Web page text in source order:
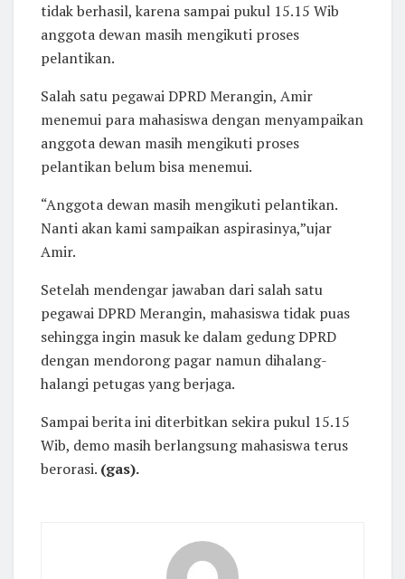
tidak berhasil, karena sampai pukul 15.15 Wib
anggota dewan masih mengikuti proses
pelantikan.
Salah satu pegawai DPRD Merangin, Amir
menemui para mahasiswa dengan menyampaikan
anggota dewan masih mengikuti proses
pelantikan belum bisa menemui.
“Anggota dewan masih mengikuti pelantikan.
Nanti akan kami sampaikan aspirasinya,”ujar
Amir.
Setelah mendengar jawaban dari salah satu
pegawai DPRD Merangin, mahasiswa tidak puas
sehingga ingin masuk ke dalam gedung DPRD
dengan mendorong pagar namun dihalang-
halangi petugas yang berjaga.
Sampai berita ini diterbitkan sekira pukul 15.15
Wib, demo masih berlangsung mahasiswa terus
berorasi. (gas).